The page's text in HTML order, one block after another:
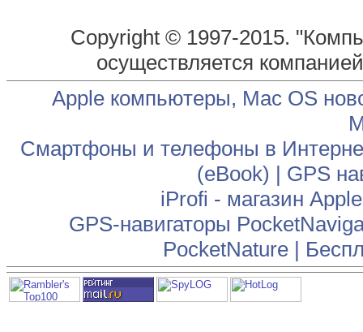
Copyright © 1997-2015.
осуществляется
Apple компьютеры, Mac OS
Смартфоны и телефоны в
(eBook) | GPS
iProfi - магазин
GPS-навигаторы
PocketNature|